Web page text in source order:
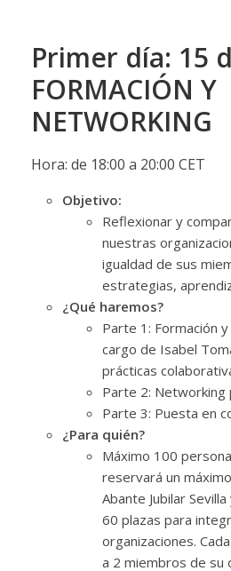
Primer día: 15
FORMACIÓN Y
NETWORKING
Hora: de 18:00 a 20:00 CET
Objetivo:
Reflexionar y
nuestras
igualdad de sus
estrategias,
¿Qué haremos?
Parte 1: Formación
cargo de Isabel
prácticas
Parte 2: Networking
Parte 3: Puesta en
¿Para quién?
Máximo 100
reservará un
Abante Jubilar
60 plazas para
organizaciones.
a 2 miembros de su